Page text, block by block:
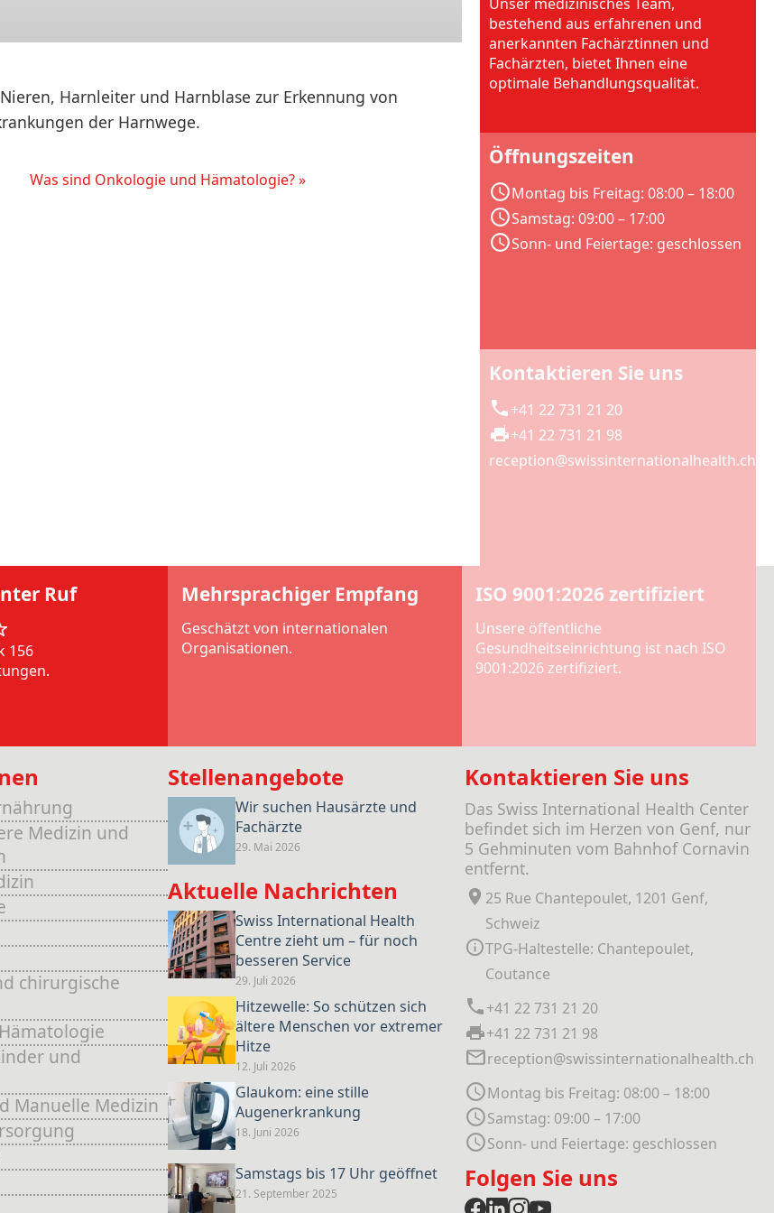
Harnleiter und Harnblase zur Erkennung von
der Harnwege.
Was sind Onkologie und Hämatologie? »
bestehend aus erfahrenen und
anerkannten Fachärztinnen und
Fachärzten, bietet Ihnen eine
optimale Behandlungsqualität.
Öffnungszeiten
Montag bis Freitag: 08:00 – 18:00
Samstag: 09:00 – 17:00
Sonn- und Feiertage: geschlossen
Kontaktieren Sie uns
+41 22 731 21 20
+41 22 731 21 98
reception@swissinternationalhealth.ch
Ruf
156
Mehrsprachiger Empfang
Geschätzt von internationalen
Organisationen.
ISO 9001:2026 zertifiziert
Unsere öffentliche
Gesundheitseinrichtung ist nach ISO
9001:2026 zertifiziert.
Medizin und
chirurgische
und
Manuelle Medizin
Stellenangebote
Wir suchen Hausärzte und
Fachärzte
29. Mai 2026
Aktuelle Nachrichten
Swiss International Health
Centre zieht um – für noch
besseren Service
29. Juli 2026
Hitzewelle: So schützen sich
ältere Menschen vor extremer
Hitze
12. Juli 2026
Glaukom: eine stille
Augenerkrankung
18. Juni 2026
Samstags bis 17 Uhr geöffnet
21. September 2025
Kontaktieren Sie uns
Das Swiss International Health Center
befindet sich im Herzen von Genf, nur
5 Gehminuten vom Bahnhof Cornavin
entfernt.
25 Rue Chantepoulet, 1201 Genf,
Schweiz
TPG-Haltestelle: Chantepoulet,
Coutance
+41 22 731 21 20
+41 22 731 21 98
reception@swissinternationalhealth.ch
Montag bis Freitag: 08:00 – 18:00
Samstag: 09:00 – 17:00
Sonn- und Feiertage: geschlossen
Folgen Sie uns